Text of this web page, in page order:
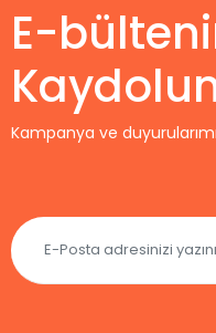
E-
Kampanya ve